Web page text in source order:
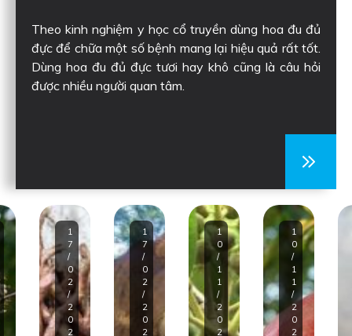
Theo kinh nghiệm y học cổ truyền dùng hoa đu đủ
đực để chữa một số bệnh mang lại hiệu quả rất tốt.
Dùng hoa đu đủ đực tươi hay khô cũng là câu hỏi
được nhiều người quan tâm.
1
7
/
0
2
/
2
0
2
1
7
/
0
2
/
2
0
2
1
0
/
1
1
/
2
0
2
1
0
/
1
1
/
2
0
2